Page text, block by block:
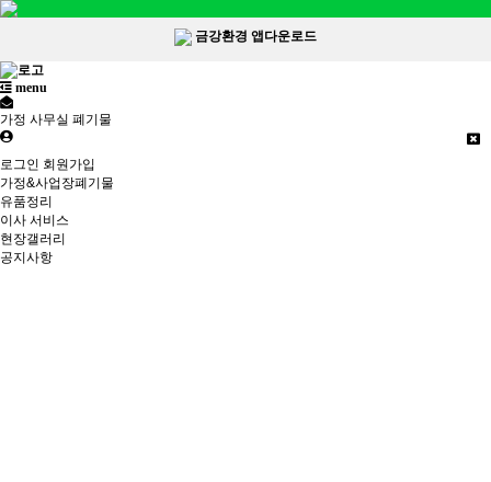
금강환경 앱다운로드
menu
가정 사무실 폐기물
로그인 회원가입
가정&사업장폐기물
유품정리
이사 서비스
현장갤러리
공지사항